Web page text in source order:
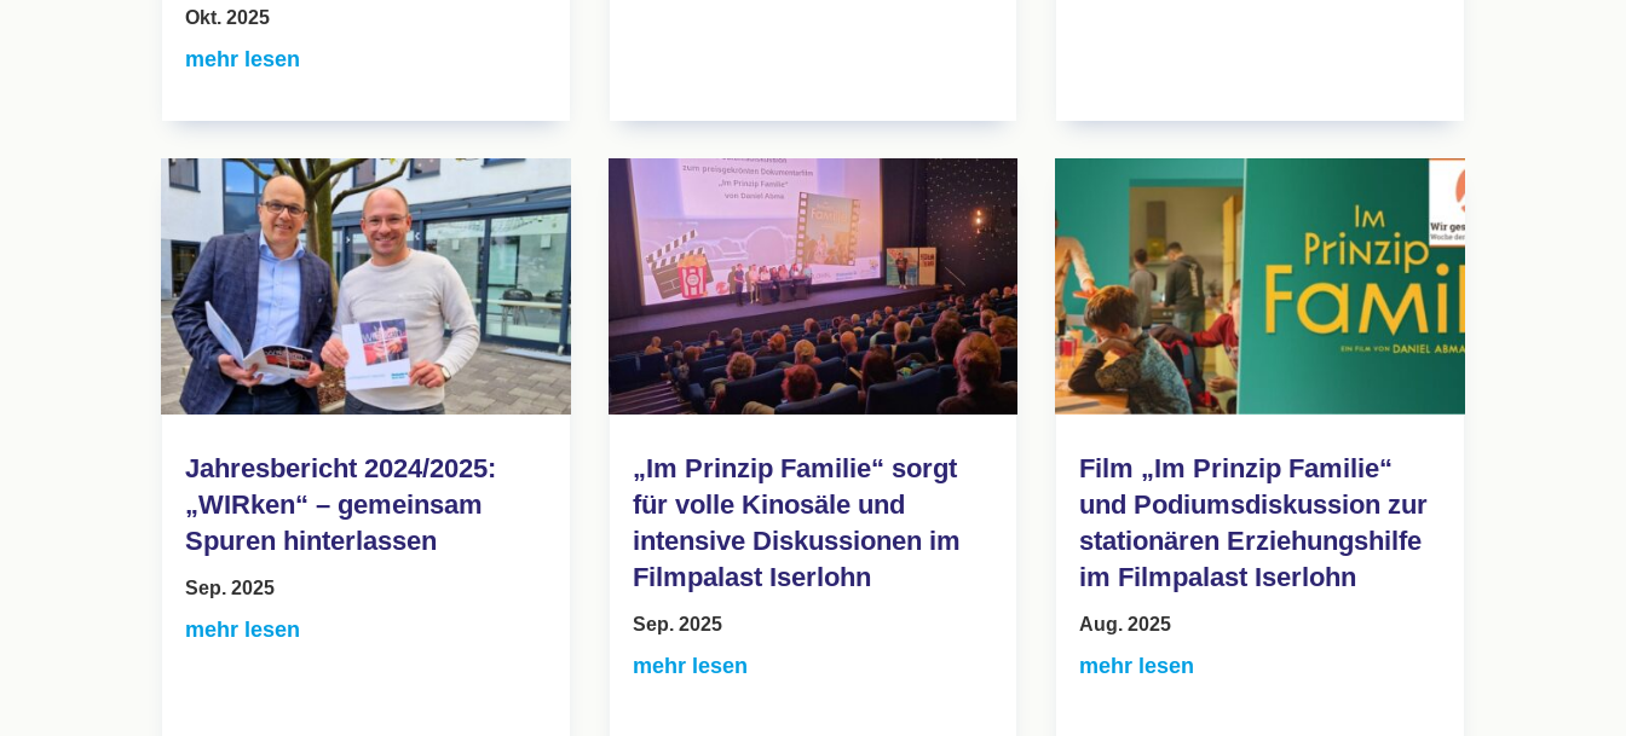
Okt. 2025
mehr lesen
Jahresbericht 2024/2025:
„WIRken“ – gemeinsam
Spuren hinterlassen
Sep. 2025
mehr lesen
„Im Prinzip Familie“ sorgt
für volle Kinosäle und
intensive Diskussionen im
Filmpalast Iserlohn
Sep. 2025
mehr lesen
Film „Im Prinzip Familie“
und Podiumsdiskussion zur
stationären Erziehungshilfe
im Filmpalast Iserlohn
Aug. 2025
mehr lesen